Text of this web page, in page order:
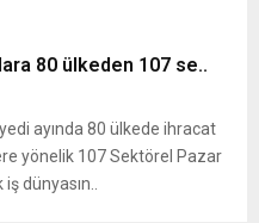
80 ülkeden 107 se..
yedi ayında 80 ülkede ihracat
yönelik 107 Sektörel Pazar
dünyasın..